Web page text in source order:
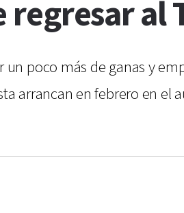
regresar al
poco más de ganas y
arrancan en febrero en